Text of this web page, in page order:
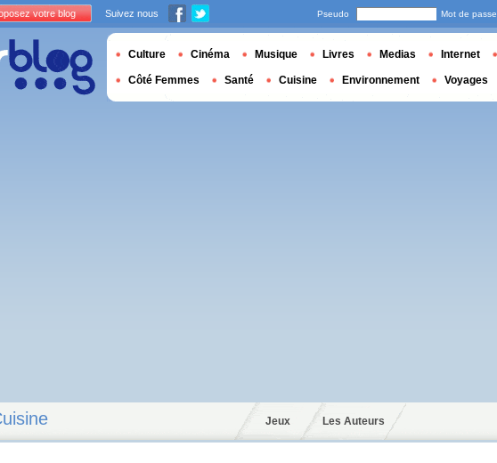
Jeux Les Auteurs
votre blog Suivez nous Pseudo Mot de passe
Culture Cinéma Musique Livres Medias Internet
Côté Femmes Santé Cuisine Environnement Voyages